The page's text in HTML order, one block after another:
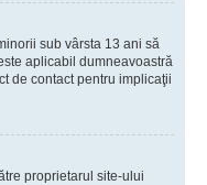
sub vârsta 13 ani să
aplicabil dumneavoastră
de contact pentru implicaţii
proprietarul site-ului